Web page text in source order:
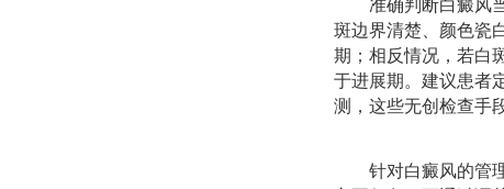
准确判断白癜风
斑边界清楚、颜色瓷
期；相反情况，若白
于进展期。建议患者
测，这些无创检查手
针对白癜风的管